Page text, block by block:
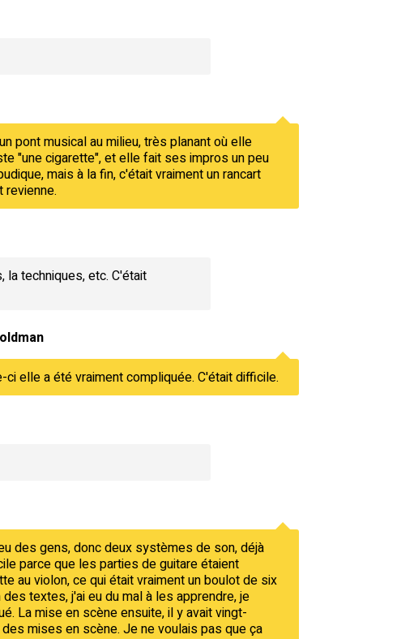
pont musical au milieu, très planant où elle
"une cigarette", et elle fait ses impros un peu
mais à la fin, c'était vraiment un rancart
techniques, etc. C'était
ci elle a été vraiment compliquée. C'était difficile.
des gens, donc deux systèmes de son, déjà
parce que les parties de guitare étaient
au violon, ce qui était vraiment un boulot de six
textes, j'ai eu du mal à les apprendre, je
La mise en scène ensuite, il y avait vingt-
mises en scène. Je ne voulais pas que ça